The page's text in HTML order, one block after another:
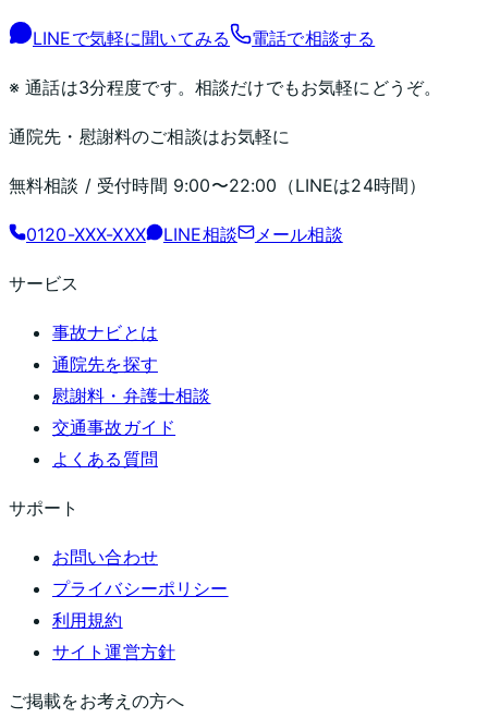
LINEで気軽に聞いてみる 電話で相談する
※ 通話は3分程度です。相談だけでもお気軽にどうぞ。
通院先・慰謝料のご相談はお気軽に
無料相談 / 受付時間 9:00〜22:00 （LINEは24時間）
0120-XXX-XXX LINE相談 メール相談
サービス
事故ナビとは
通院先を探す
慰謝料・弁護士相談
交通事故ガイド
よくある質問
サポート
お問い合わせ
プライバシーポリシー
利用規約
サイト運営方針
ご掲載をお考えの方へ